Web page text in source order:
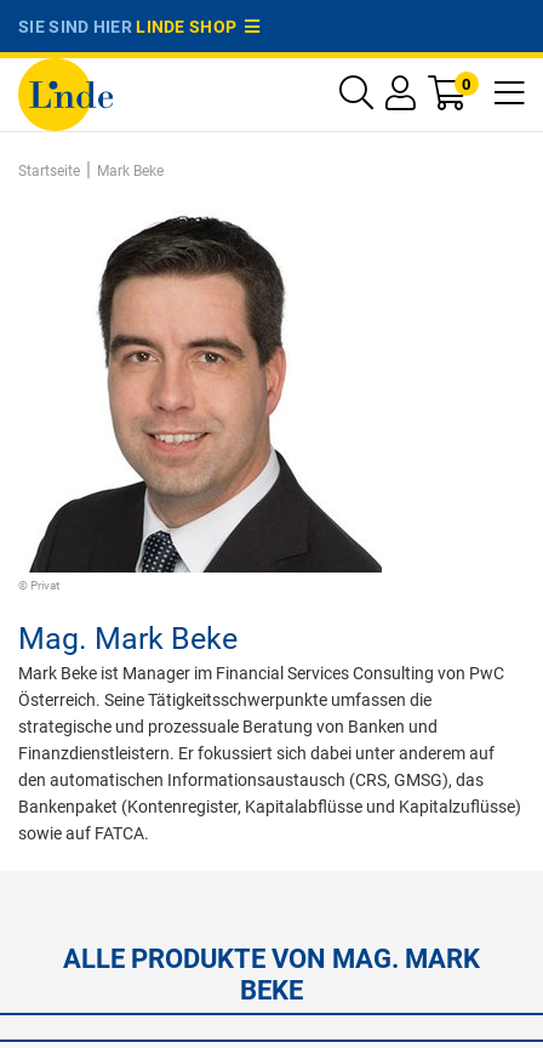
SIE SIND HIERLINDE SHOP
0
Startseite | Mark Beke
© Privat
Mag. Mark Beke
Mark Beke ist Manager im Financial Services Consulting von PwC
Österreich. Seine Tätigkeitsschwerpunkte umfassen die
strategische und prozessuale Beratung von Banken und
Finanzdienstleistern. Er fokussiert sich dabei unter anderem auf
den automatischen Informationsaustausch (CRS, GMSG), das
Bankenpaket (Kontenregister, Kapitalabflüsse und Kapitalzuflüsse)
sowie auf FATCA.
ALLE PRODUKTE VON MAG. MARK
BEKE